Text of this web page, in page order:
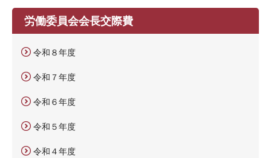
労働委員会会長交際費
令和８年度
令和７年度
令和６年度
令和５年度
令和４年度